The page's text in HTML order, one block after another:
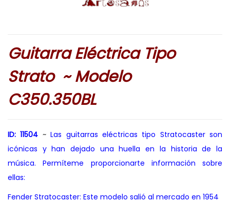
Guitarra Eléctrica Tipo
Strato ~ Modelo
C350.350BL
ID: 11504 ~Las guitarras eléctricas tipo Stratocaster son
icónicas y han dejado una huella en la historia de la
música. Permíteme proporcionarte información sobre
ellas:
Fender Stratocaster: Este modelo salió al mercado en 1954